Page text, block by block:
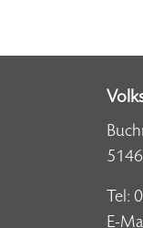
Tel:
E-